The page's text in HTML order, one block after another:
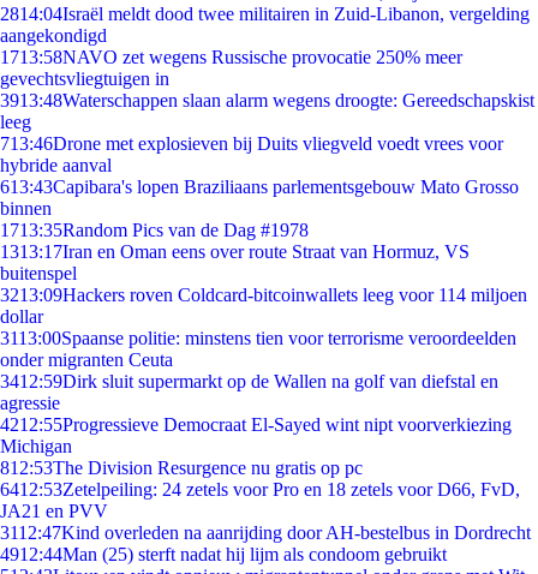
2814:04Israël meldt dood twee militairen in Zuid-Libanon, vergelding
aangekondigd
1713:58NAVO zet wegens Russische provocatie 250% meer
gevechtsvliegtuigen in
3913:48Waterschappen slaan alarm wegens droogte: Gereedschapskist
leeg
713:46Drone met explosieven bij Duits vliegveld voedt vrees voor
hybride aanval
613:43Capibara's lopen Braziliaans parlementsgebouw Mato Grosso
binnen
1713:35Random Pics van de Dag #1978
1313:17Iran en Oman eens over route Straat van Hormuz, VS
buitenspel
3213:09Hackers roven Coldcard-bitcoinwallets leeg voor 114 miljoen
dollar
3113:00Spaanse politie: minstens tien voor terrorisme veroordeelden
onder migranten Ceuta
3412:59Dirk sluit supermarkt op de Wallen na golf van diefstal en
agressie
4212:55Progressieve Democraat El-Sayed wint nipt voorverkiezing
Michigan
812:53The Division Resurgence nu gratis op pc
6412:53Zetelpeiling: 24 zetels voor Pro en 18 zetels voor D66, FvD,
JA21 en PVV
3112:47Kind overleden na aanrijding door AH-bestelbus in Dordrecht
4912:44Man (25) sterft nadat hij lijm als condoom gebruikt